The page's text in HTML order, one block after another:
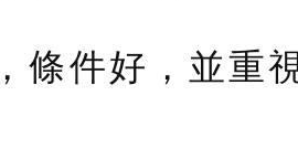
條件好，並重